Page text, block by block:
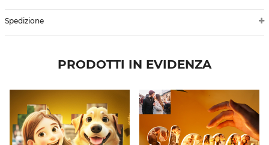
Spedizione
PRODOTTI IN EVIDENZA